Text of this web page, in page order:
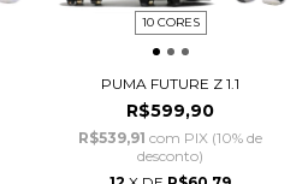
10 CORES
PUMA FUTURE Z 1.1
R$599,90
R$539,91 com PIX (10% de
desconto)